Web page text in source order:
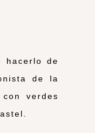
hacerlo de
de la
verdes